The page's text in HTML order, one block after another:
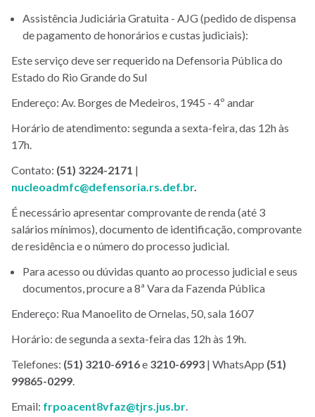
Assistência Judiciária Gratuita - AJG (pedido de dispensa
de pagamento de honorários e custas judiciais):
Este serviço deve ser requerido na Defensoria Pública do
Estado do Rio Grande do Sul
Endereço: Av. Borges de Medeiros, 1945 - 4º andar
Horário de atendimento: segunda a sexta-feira, das 12h às
17h.
Contato: (51) 3224-2171 |
nucleoadmfc@defensoria.rs.def.br.
É necessário apresentar comprovante de renda (até 3
salários mínimos), documento de identificação, comprovante
de residência e o número do processo judicial.
Para acesso ou dúvidas quanto ao processo judicial e seus
documentos, procure a 8ª Vara da Fazenda Pública
Endereço: Rua Manoelito de Ornelas, 50, sala 1607
Horário: de segunda a sexta-feira das 12h às 19h.
Telefones: (51) 3210-6916e 3210-6993 | WhatsApp (51)
99865-0299.
Email: frpoacent8vfaz@tjrs.jus.br.